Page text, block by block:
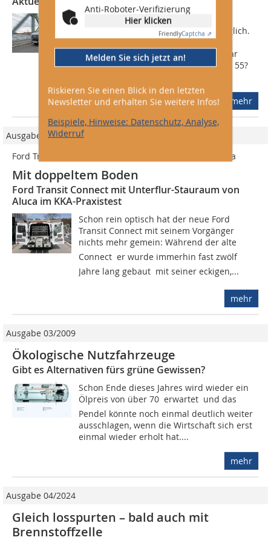
Anti-Roboter-Verifizierung
Hier klicken
FriendlyCaptcha ⇗
Melden Sie sich jetzt an!
Riskieren Sie einen Blick in den letzten
Newsletter und erhalten Sie weitere Infos!
Beispiele, Hinweise: Datenschutz, Analyse,
Widerruf
Die Elektromobilität und elektrische
Fahrzeuge sind inzwischen markttauglich.
So erreichten die kumulierten
Neuzulassungen laut VDA am 1. Januar
2020 308.000 Elek-tro-Pkw, davon sind 55?
mehr
Ausgabe 06/2014
Ford Transit Connect mit Unterflur-Stauraum von Aluca
Mit doppeltem Boden
Ford Transit Connect mit Unterflur-Stauraum von
Aluca im KKA-Praxistest
Schon rein optisch hat der neue Ford
Transit Connect mit seinem Vorgänger
nichts mehr gemein: Während der alte
Connect  er wurde immerhin fast zwölf
Jahre lang gebaut  mit seiner eckigen,...
mehr
Ausgabe 03/2009
Ökologische Nutzfahrzeuge
Gibt es Alternativen fürs grüne Gewissen?
Schon Ende dieses Jahres wird wieder ein
Ölpreis von über 70  erwartet  und das
Pendel könnte noch einmal deutlich weiter
ausschlagen, wenn die Wirtschaft sich erst
einmal wieder erholt hat....
mehr
Ausgabe 04/2024
Gleich losspurten – bald auch mit
Brennstoffzelle